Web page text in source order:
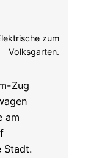
zum
Volksgarten.